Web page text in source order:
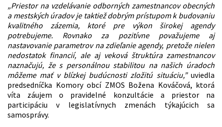
„Priestor na vzdelávanie odborných zamestnancov obecných
a mestských úradov je taktiež dobrým prístupom k budovaniu
kvalitného zázemia, ktoré pre výkon širokej agendy
potrebujeme. Rovnako za pozitívne považujeme aj
nastavovanie parametrov na zdieľanie agendy, pretože nielen
nedostatok financií, ale aj veková štruktúra zamestnancov
naznačujú, že s personálnou stabilitou na našich úradoch
môžeme mať v blízkej budúcnosti zložitú situáciu,”uviedla
predsedníčka Komory obcí ZMOS Božena Kováčová, ktorá
víta záujem o pravidelné konzultácie a priestor na
participáciu v legislatívnych zmenách týkajúcich sa
samosprávy.